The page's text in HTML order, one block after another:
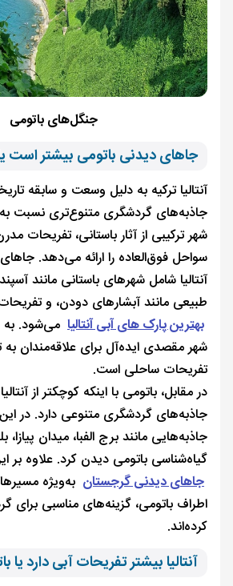
جنگل‌های باتومی
جاهای دیدنی باتومی بیشتر است یا
آنتالیا ترکیه به دلیل وسعت و سابقه
جاذبه‌های گردشگری متنوع‌تری نسبت به
شهر ترکیبی از آثار باستانی، تفریحات
سواحل فوق‌العاده را ارائه می‌دهد.
آنتالیا شامل شهرهای باستانی مانند
طبیعی مانند آبشارهای دودن، و
بهترین پارک های آبی آنتالیا می‌شود. به
شهر مقصدی ایده‌آل برای علاقه‌مندان
تفریحات ساحلی است.
در مقابل، باتومی با اینکه کوچکتر از
جاذبه‌های گردشگری متنوعی دارد. در
جاذبه‌هایی مانند برج الفبا، میدان پیازا،
گیاه‌شناسی باتومی دیدن کرد. علاوه بر
جاهای دیدنی گرجستان به‌ویژه
اطراف باتومی، گزینه‌های مناسبی برای
کرده‌اند.
آنتالیا بیشتر تفریحات آبی دارد یا